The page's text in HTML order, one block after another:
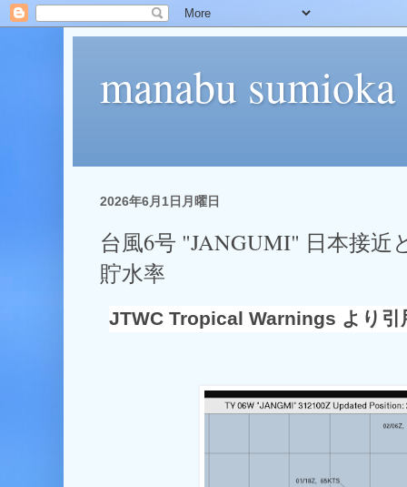
manabu sumioka
2026年6月1日月曜日
台風6号 "JANGUMI" 日本接近
貯水率
JTWC Tropical Warnings より引